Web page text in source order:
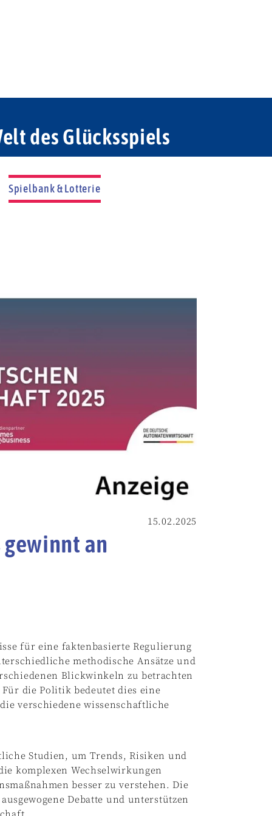
des Glücksspiels
Spielbank & Lotterie
15.02.2025
an
für eine faktenbasierte Regulierung
methodische Ansätze und
Blickwinkeln zu betrachten
die Politik bedeutet dies eine
verschiedene wissenschaftliche
Studien, um Trends, Risiken und
komplexen Wechselwirkungen
besser zu verstehen. Die
Debatte und unterstützen